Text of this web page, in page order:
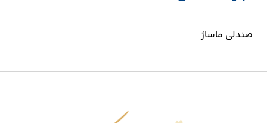
صندلی ماساژ
اقتصاد شکوفا